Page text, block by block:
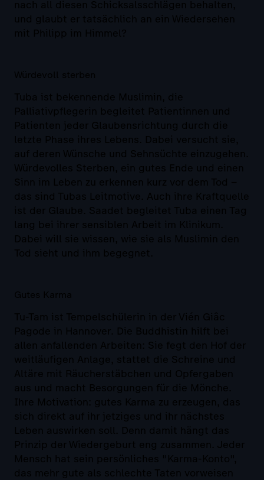
nach all diesen Schicksalsschlägen behalten,
und glaubt er tatsächlich an ein Wiedersehen
mit Philipp im Himmel?
Würdevoll sterben
Tuba ist bekennende Muslimin, die
Palliativpflegerin begleitet Patientinnen und
Patienten jeder Glaubensrichtung durch die
letzte Phase ihres Lebens. Dabei versucht sie,
auf deren Wünsche und Sehnsüchte einzugehen.
Würdevolles Sterben, ein gutes Ende und einen
Sinn im Leben zu erkennen kurz vor dem Tod –
das sind Tubas Leitmotive. Auch ihre Kraftquelle
ist der Glaube. Saadet begleitet Tuba einen Tag
lang bei ihrer sensiblen Arbeit im Klinikum.
Dabei will sie wissen, wie sie als Muslimin den
Tod sieht und ihm begegnet.
Gutes Karma
Tu-Tam ist Tempelschülerin in der Vién Giâc
Pagode in Hannover. Die Buddhistin hilft bei
allen anfallenden Arbeiten: Sie fegt den Hof der
weitläufigen Anlage, stattet die Schreine und
Altäre mit Räucherstäbchen und Opfergaben
aus und macht Besorgungen für die Mönche.
Ihre Motivation: gutes Karma zu erzeugen, das
sich direkt auf ihr jetziges und ihr nächstes
Leben auswirken soll. Denn damit hängt das
Prinzip der Wiedergeburt eng zusammen. Jeder
Mensch hat sein persönliches "Karma-Konto",
das mehr gute als schlechte Taten vorweisen